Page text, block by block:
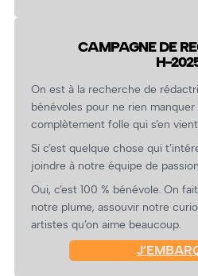
CAMPAGNE DE
H-
On est à la recherche de
bénévoles pour ne rien manquer
complètement folle qui s’en
Si c’est quelque chose qui
joindre à notre équipe de
Oui, c’est 100 % bénévole. On
notre plume, assouvir notre
artistes qu’on aime beaucoup.